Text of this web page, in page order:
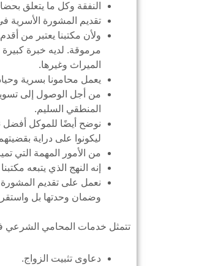
النفقة وكل ما يتعلق
تقديم المشورة الأسرية
ولأن مكتبنا يعتبر من
مرموقة. لديه خبرة
الميراث وغيرها.
يعمل محامونا بسرية
من أجل الوصول إلى
المنطقي السليم.
نوضح أيضًا للموكل أفضل
ليكونوا على دراية
من الأمور المهمة التي
إنه النهج الذي يتبعه
نعمل على تقديم
وضمان وحدتها بل
تتمثل خدمات المحامي الشرعي
دعاوى تثبيت الزواج.